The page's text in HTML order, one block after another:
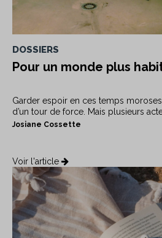
DOSSIERS
Pour un monde plus
Garder espoir en ces temps
d’un tour de force. Mais plusieurs
Josiane Cossette
Voir l'article